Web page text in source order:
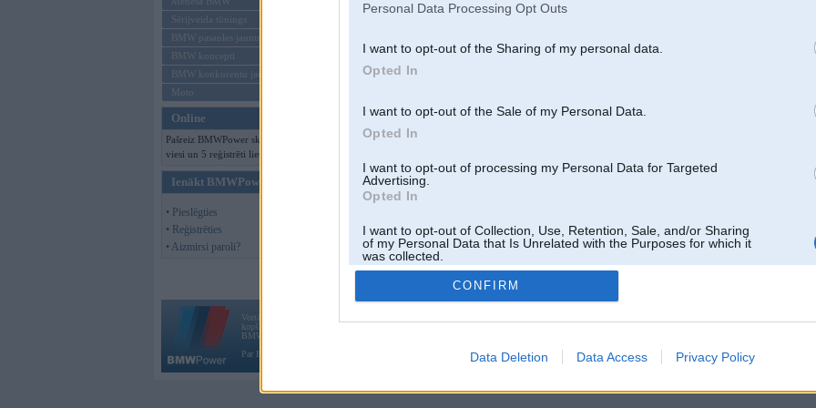
Personal Data Processing Opt Outs
I want to opt-out of the Sharing of my personal data.
Opted In
I want to opt-out of the Sale of my Personal Data.
Opted In
I want to opt-out of processing my Personal Data for Targeted
Advertising.
Opted In
I want to opt-out of Collection, Use, Retention, Sale, and/or Sharing
of my Personal Data that Is Unrelated with the Purposes for which it
was collected.
Opted Out
CONFIRM
Data Deletion Data Access Privacy Policy
Sērijveida tūnings
BMW pasaules jaunumi
BMW koncepti
BMW konkurentu jaunumi
Moto
Online
Pašreiz BMWPower skatās 142
viesi un 5 reģistrēti lietotāji.
Ienākt BMWPower
• Pieslēgties
• Reģistrēties
• Aizmirsi paroli?
Vortāls BMWPower.lv darbojas
kopš 2002. gada 14. maija. Tas nav auto klubs un nav saistīts ar
BMW AG.
Par BMWPower